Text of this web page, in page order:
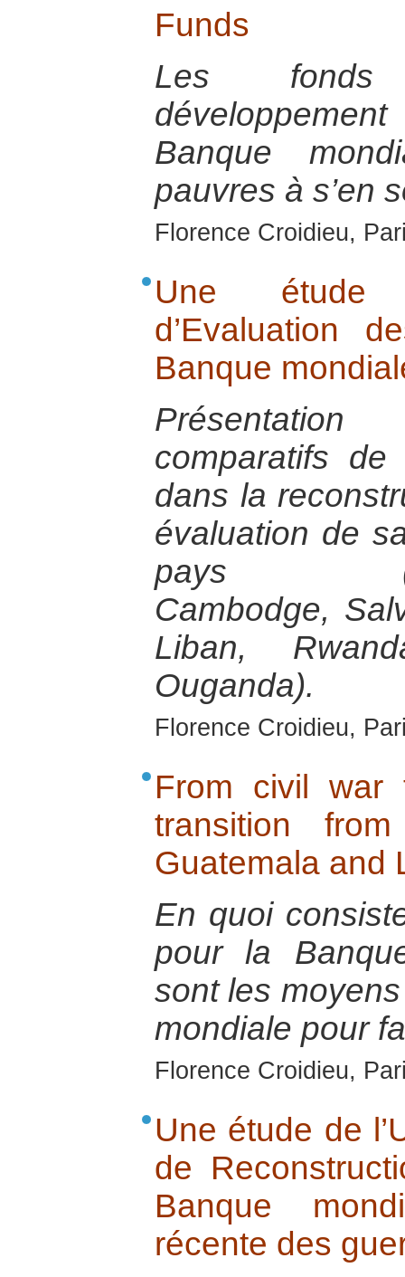
Funds
Les fonds
Banque
pauvres à s’en
Florence Croidieu,
Une étude
d’Evaluation
Banque
comparatifs
dans la
évaluation de
pays
Cambodge,
Liban,
Ouganda).
Florence Croidieu,
From civil
transition
Guatemala and
En quoi
pour la
sont les
mondiale pour
Florence Croidieu,
Une étude de
de
Banque
récente des